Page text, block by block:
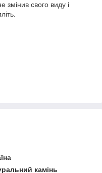
змінив свого виду і
камінь